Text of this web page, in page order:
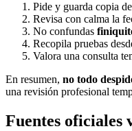
Pide y guarda copia
Revisa con calma la
No confundas
Recopila pruebas
Valora una consulta
En resumen, no todo
una revisión profesional
Fuentes oficiales